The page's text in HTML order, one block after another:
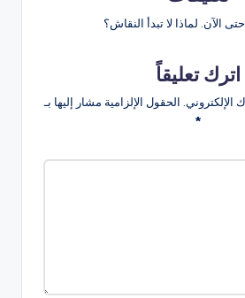
الآن. لماذا لا تبدأ النقاش؟
اترك تعليقاً
الإلكتروني. الحقول الإلزامية مشار إليها بـ
*